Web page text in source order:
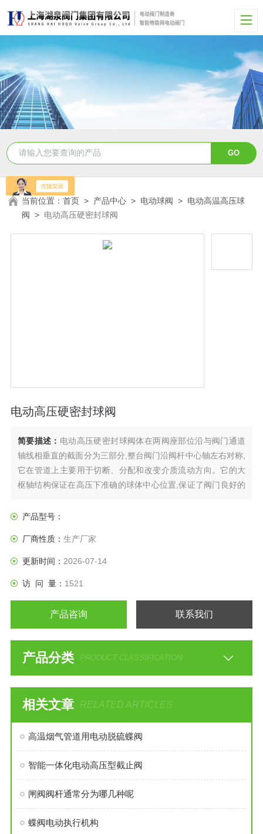
当前位置：首页 > 产品中心 > 电动球阀 > 电动高温高压球
阀 > 电动高压硬密封球阀
电动高压硬密封球阀
简要描述： 电动高压硬密封球阀体在两阀座部位沿与阀门通道
轴线相垂直的截面分为三部分,整台阀门沿阀杆中心轴左右对称,
它在管道上主要用于切断、分配和改变介质流动方向。它的大
枢轴结构保证在高压下准确的球体中心位置,保证了阀门良好的
进行开关量调节，亦可内置伺服模块，输入控制信号（4～
产品型号：
厂商性质： 生产厂家
更新时间： 2026-07-14
访 问 量： 1521
产品咨询 联系我们
产品分类 PRODUCT CLASSIFICATION
相关文章 RELATED ARTICLES
高温烟气管道用电动脱硫蝶阀
智能一体化电动高压型截止阀
闸阀阀杆通常分为哪几种呢
蝶阀电动执行机构